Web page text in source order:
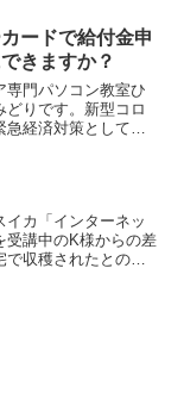
ードで給付金申
きますか？
専門パソコン教室ひ
どりです。新型コロ
急経済対策として、
ーカードを持って
...
イカ「インターネッ
受講中のK様からの差
収穫されたとのこ